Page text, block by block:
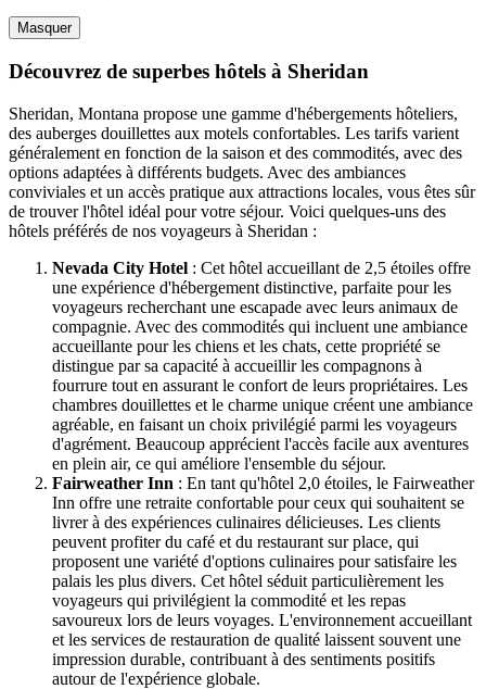
Masquer
Découvrez de superbes hôtels à Sheridan
Sheridan, Montana propose une gamme d'hébergements hôteliers,
des auberges douillettes aux motels confortables. Les tarifs varient
généralement en fonction de la saison et des commodités, avec des
options adaptées à différents budgets. Avec des ambiances
conviviales et un accès pratique aux attractions locales, vous êtes sûr
de trouver l'hôtel idéal pour votre séjour. Voici quelques-uns des
hôtels préférés de nos voyageurs à Sheridan :
Nevada City Hotel : Cet hôtel accueillant de 2,5 étoiles offre
une expérience d'hébergement distinctive, parfaite pour les
voyageurs recherchant une escapade avec leurs animaux de
compagnie. Avec des commodités qui incluent une ambiance
accueillante pour les chiens et les chats, cette propriété se
distingue par sa capacité à accueillir les compagnons à
fourrure tout en assurant le confort de leurs propriétaires. Les
chambres douillettes et le charme unique créent une ambiance
agréable, en faisant un choix privilégié parmi les voyageurs
d'agrément. Beaucoup apprécient l'accès facile aux aventures
en plein air, ce qui améliore l'ensemble du séjour.
Fairweather Inn : En tant qu'hôtel 2,0 étoiles, le Fairweather
Inn offre une retraite confortable pour ceux qui souhaitent se
livrer à des expériences culinaires délicieuses. Les clients
peuvent profiter du café et du restaurant sur place, qui
proposent une variété d'options culinaires pour satisfaire les
palais les plus divers. Cet hôtel séduit particulièrement les
voyageurs qui privilégient la commodité et les repas
savoureux lors de leurs voyages. L'environnement accueillant
et les services de restauration de qualité laissent souvent une
impression durable, contribuant à des sentiments positifs
autour de l'expérience globale.